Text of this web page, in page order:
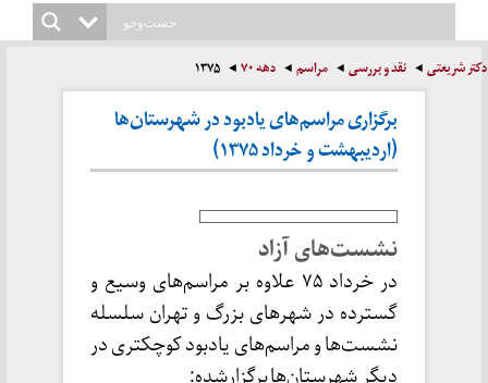
دکتر شریعتی نقد و بررسی مراسم دهه ۷۰ ۱۳۷۵
برگزاری مراسم‌های یادبود در شهرستان‌ها
(اردیبهشت و خرداد ۱۳۷۵)
نشست‌های آزاد
در خرداد ۷۵ علاوه بر مراسم‌های وسیع و
گسترده در شهر‌های بزرگ و تهران سلسله
نشست‌ها و مراسم‌های یادبود کوچکتری در